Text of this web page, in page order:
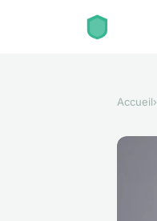
Accueil›